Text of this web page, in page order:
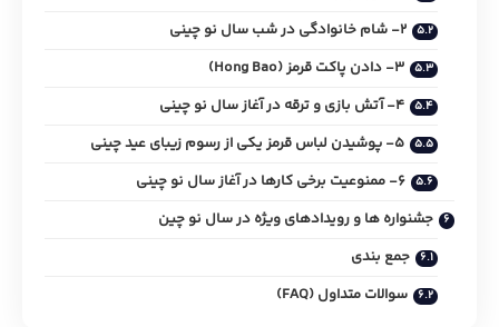
2- شام خانوادگی در شب سال نو چینی
3- دادن پاکت قرمز (Hong Bao)
4- آتش‌ بازی و ترقه در آغاز سال نو چینی
5- پوشیدن لباس قرمز یکی از رسوم زیبای عید چینی
6- ممنوعیت برخی کارها در آغاز سال نو چینی
جشنواره‌ ها و رویدادهای ویژه در سال نو چین
جمع بندی
سوالات متداول (FAQ)